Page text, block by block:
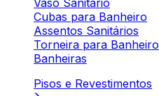
Vaso Sanitário
Cubas para Banheiro
Assentos Sanitários
Torneira para Banheiro
Banheiras
Pisos e Revestimentos